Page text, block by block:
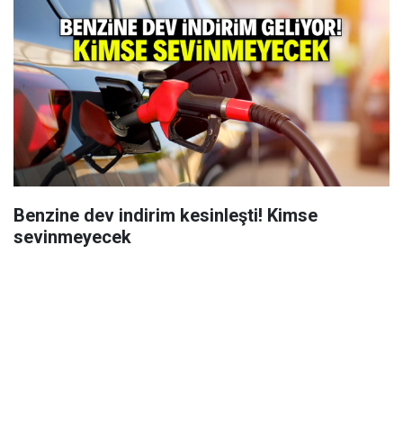
Benzine dev indirim kesinleşti! Kimse
sevinmeyecek